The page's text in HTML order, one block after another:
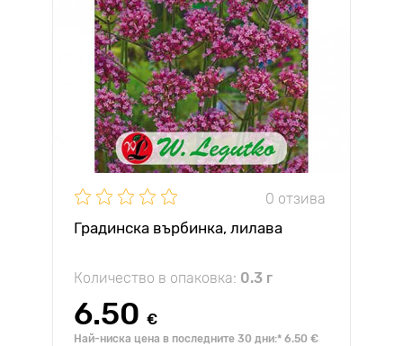
0 отзива
Градинска върбинка, лилава
Количество в опаковка: 0.3 г
6.50 €
Най-ниска цена в последните 30 дни:* 6.50 €